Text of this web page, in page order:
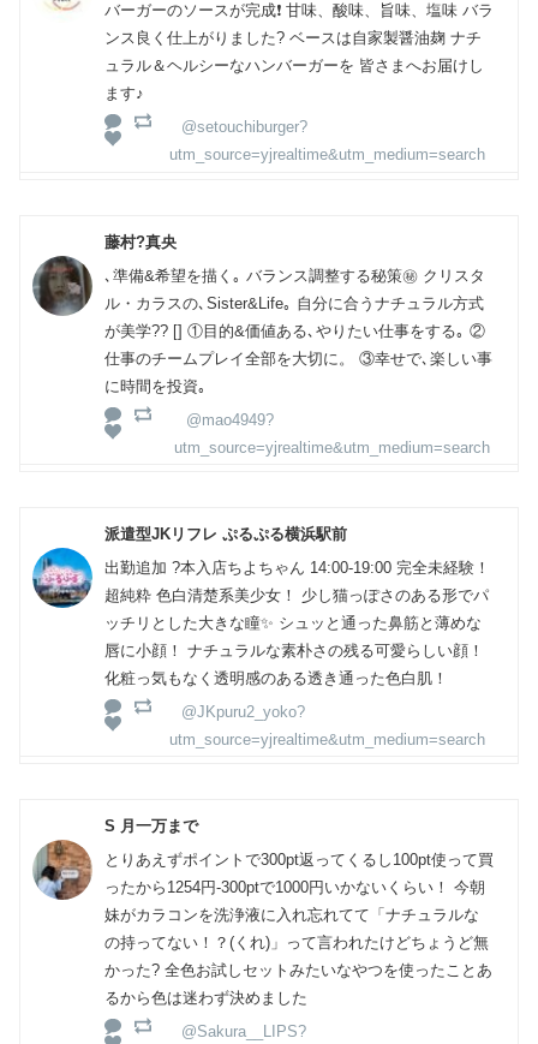
バーガーのソースが完成❗️ 甘味、酸味、旨味、塩味 バラ
ンス良く仕上がりました? ベースは自家製醤油麹 ナチ
ュラル＆ヘルシーなハンバーガーを 皆さまへお届けし
ます♪
@setouchiburger?
utm_source=yjrealtime&utm_medium=search
藤村?真央
､準備&希望を描く｡ バランス調整する秘策㊙ クリスタ
ル・カラスの､Sister&Life｡ 自分に合うナチュラル方式
が美学?? [] ①目的&価値ある､やりたい仕事をする｡ ②
仕事のチームプレイ全部を大切に。 ③幸せで､楽しい事
に時間を投資｡
@mao4949?
utm_source=yjrealtime&utm_medium=search
派遣型JKリフレ ぷるぷる横浜駅前
出勤追加 ?本入店ちよちゃん 14:00-19:00 完全未経験！
超純粋 色白清楚系美少女！ 少し猫っぽさのある形でパ
ッチリとした大きな瞳✨ シュッと通った鼻筋と薄めな
唇に小顔！ ナチュラルな素朴さの残る可愛らしい顔！
化粧っ気もなく透明感のある透き通った色白肌！
@JKpuru2_yoko?
utm_source=yjrealtime&utm_medium=search
S 月一万まで
とりあえずポイントで300pt返ってくるし100pt使って買
ったから1254円-300ptで1000円いかないくらい！ 今朝
妹がカラコンを洗浄液に入れ忘れてて「ナチュラルな
の持ってない！？(くれ)」って言われたけどちょうど無
かった? 全色お試しセットみたいなやつを使ったことあ
るから色は迷わず決めました
@Sakura__LIPS?